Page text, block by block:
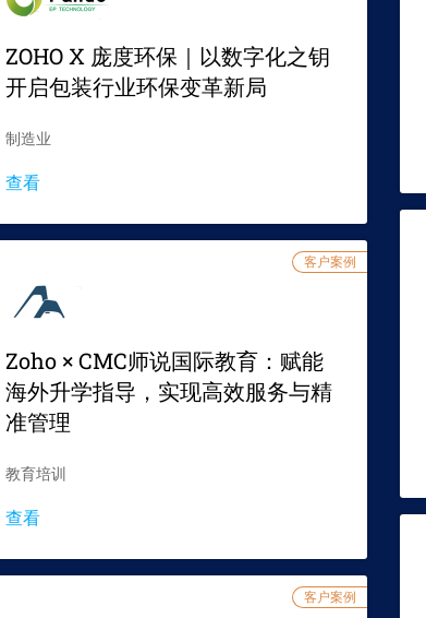
ZOHO X 庞度环保｜以数字化之钥
开启包装行业环保变革新局
制造业
查看
客户案例
Zoho × CMC师说国际教育：赋能
海外升学指导，实现高效服务与精
准管理
教育培训
查看
客户案例